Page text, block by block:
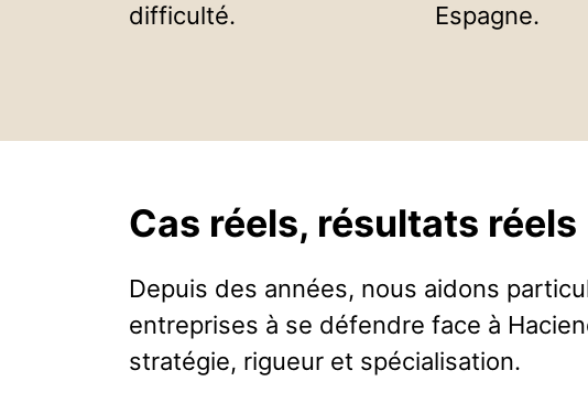
difficulté.
Espagne.
Cas réels, résultats réels
Depuis des années, nous aidons
entreprises à se défendre face à
stratégie, rigueur et spécialisation.